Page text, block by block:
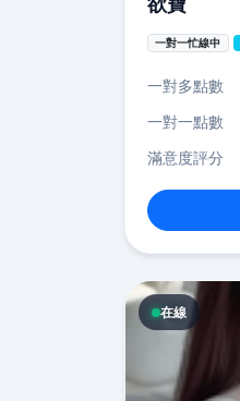
一對一忙線中
一對多點數
一對一點數
滿意度評分
在線